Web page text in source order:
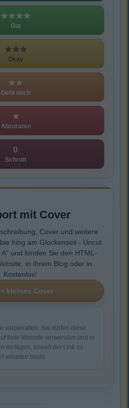
★★★★
Gut
★★★
Okay
★★
Geht noch
★
Abzuraten
0
Schrott
mit Cover
Cover und weitere
hing am Glockenseil - Uncut
und binden Sie den HTML-
in Ihrem Blog oder in
Kostenlos!
vorbehalten. Sie dürfen diese
Ihrer Website verwenden und in
einfügen, soweit der Link zu
erhalten bleibt.